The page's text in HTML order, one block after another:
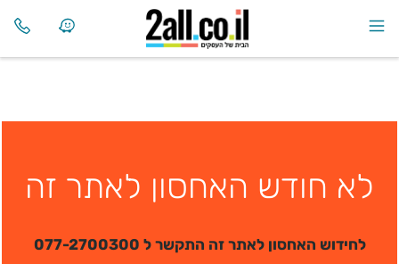
לא חודש האחסון לאתר זה
לחידוש האחסון לאתר זה התקשר ל 077-2700300